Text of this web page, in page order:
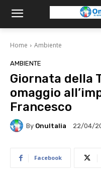
Home Ambiente
AMBIENTE
Giornata della
omaggio
Francesco
By OnuItalia 22/04/
Facebook